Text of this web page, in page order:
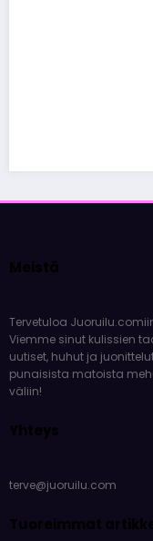
Tervetuloa
Viemme sinut kulissien
uutiset, huhut ja
punaisista matoista